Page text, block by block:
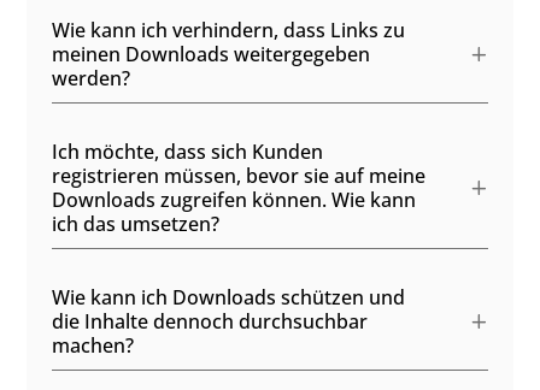
Wie kann ich verhindern, dass Links zu
meinen Downloads weitergegeben
werden?
Ich möchte, dass sich Kunden
registrieren müssen, bevor sie auf meine
Downloads zugreifen können. Wie kann
ich das umsetzen?
Wie kann ich Downloads schützen und
die Inhalte dennoch durchsuchbar
machen?